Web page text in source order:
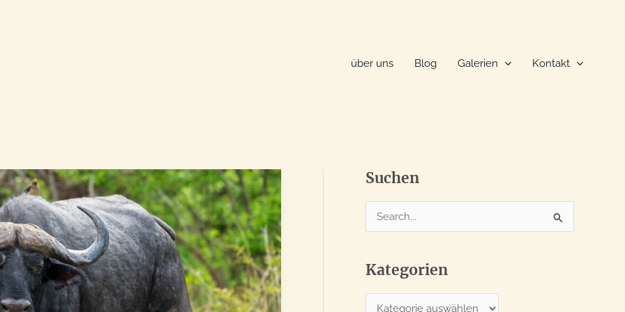
über uns
Blog Galerien Kontakt
Suchen
u
h
e
Kategorien